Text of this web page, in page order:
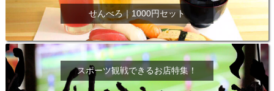
せんべろ｜1000円セット
スポーツ観戦できるお店特集！